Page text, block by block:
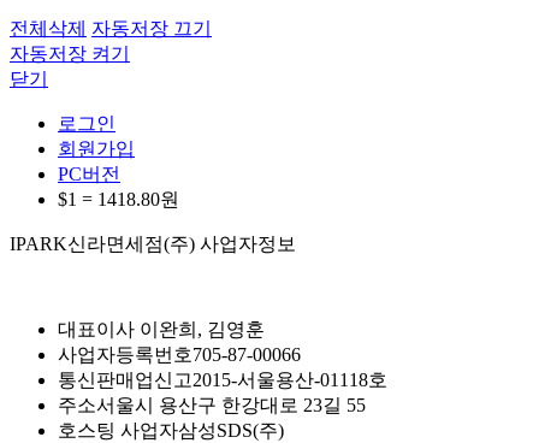
전체삭제 자동저장 끄기
자동저장 켜기
닫기
로그인
회원가입
PC버전
$1 = 1418.80원
IPARK신라면세점(주) 사업자정보
대표이사 이완희, 김영훈
사업자등록번호705-87-00066
통신판매업신고2015-서울용산-01118호
주소서울시 용산구 한강대로 23길 55
호스팅 사업자삼성SDS(주)